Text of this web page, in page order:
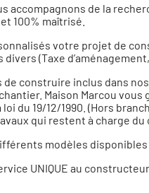
accompagnons de la
100% maîtrisé.
votre projet de
(Taxe
construire inclus dans
Maison Marcou
du 19/12/1990. (Hors
qui restent à charge du
modèles disponibles
UNIQUE au constructeur